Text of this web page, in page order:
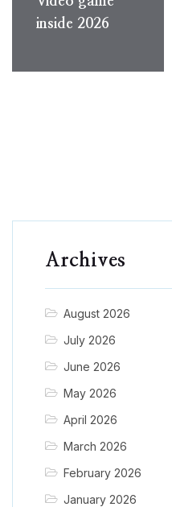
inside 2026
Archives
August 2026
July 2026
June 2026
May 2026
April 2026
March 2026
February 2026
January 2026